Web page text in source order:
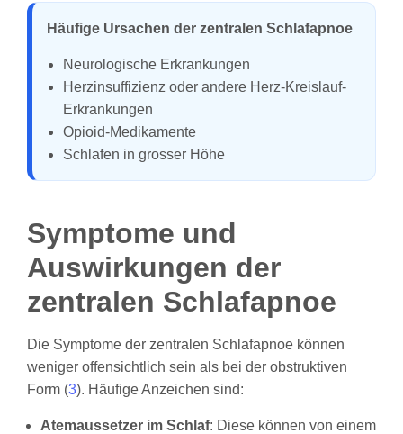
Häufige Ursachen der zentralen Schlafapnoe
Neurologische Erkrankungen
Herzinsuffizienz oder andere Herz-Kreislauf-
Erkrankungen
Opioid-Medikamente
Schlafen in grosser Höhe
Symptome und
Auswirkungen der
zentralen Schlafapnoe
Die Symptome der zentralen Schlafapnoe können
weniger offensichtlich sein als bei der obstruktiven
Form (3). Häufige Anzeichen sind:
Atemaussetzer im Schlaf: Diese können von einem